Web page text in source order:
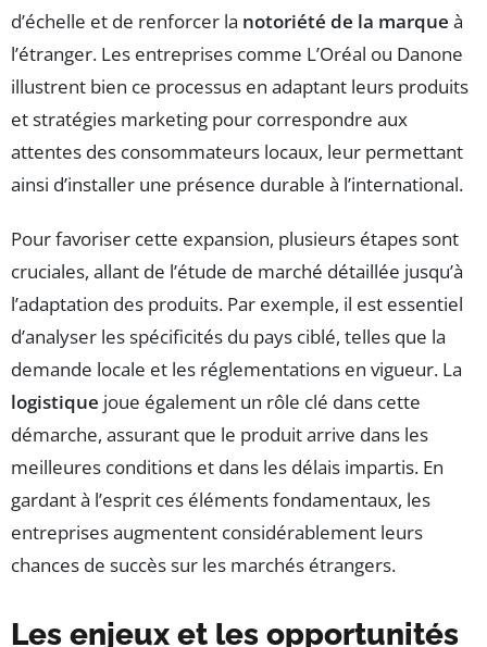
d’échelle et de renforcer la notoriété de la marque à
l’étranger. Les entreprises comme L’Oréal ou Danone
illustrent bien ce processus en adaptant leurs produits
et stratégies marketing pour correspondre aux
attentes des consommateurs locaux, leur permettant
ainsi d’installer une présence durable à l’international.
Pour favoriser cette expansion, plusieurs étapes sont
cruciales, allant de l’étude de marché détaillée jusqu’à
l’adaptation des produits. Par exemple, il est essentiel
d’analyser les spécificités du pays ciblé, telles que la
demande locale et les réglementations en vigueur. La
logistique joue également un rôle clé dans cette
démarche, assurant que le produit arrive dans les
meilleures conditions et dans les délais impartis. En
gardant à l’esprit ces éléments fondamentaux, les
entreprises augmentent considérablement leurs
chances de succès sur les marchés étrangers.
Les enjeux et les opportunités